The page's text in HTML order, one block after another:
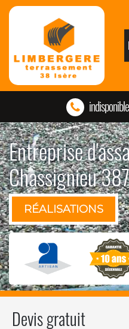
indisponible
Entreprise
Chassignieu
RÉALISATIONS
Devis gratuit